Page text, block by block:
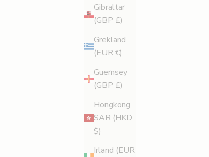
Gibraltar
(GBP £)
Grekland
(EUR €)
Guernsey
(GBP £)
Hongkong
SAR (HKD
$)
Irland (EUR